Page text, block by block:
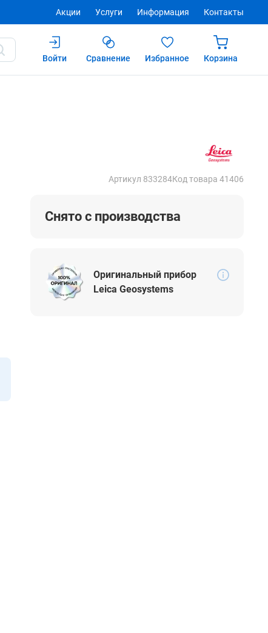
Акции Услуги Информация Контакты
Войти
Сравнение Избранное Корзина
Артикул 833284Код товара 41406
Снято с производства
Оригинальный прибор
Leica Geosystems